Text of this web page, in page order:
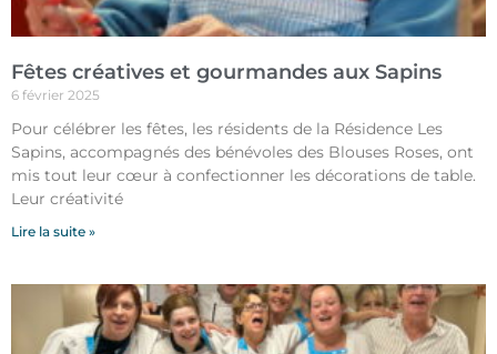
Fêtes créatives et gourmandes aux Sapins
6 février 2025
Pour célébrer les fêtes, les résidents de la Résidence Les
Sapins, accompagnés des bénévoles des Blouses Roses, ont
mis tout leur cœur à confectionner les décorations de table.
Leur créativité
Lire la suite »